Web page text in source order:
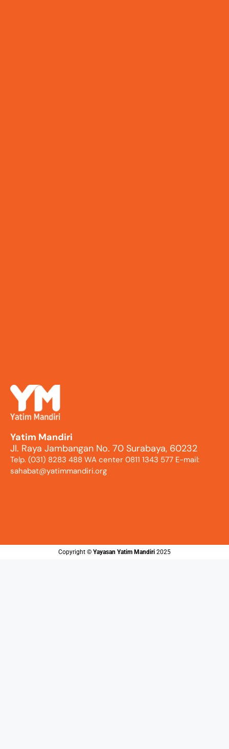
Yatim Mandiri
Jl. Raya Jambangan No. 70 Surabaya, 60232
Telp. (031) 8283 488 WA center 0811 1343 577 E-mail:
sahabat@yatimmandiri.org
Copyright ©️ Yayasan Yatim Mandiri 2025